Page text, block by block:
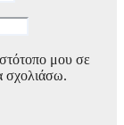
μου σε
σχολιάσω.